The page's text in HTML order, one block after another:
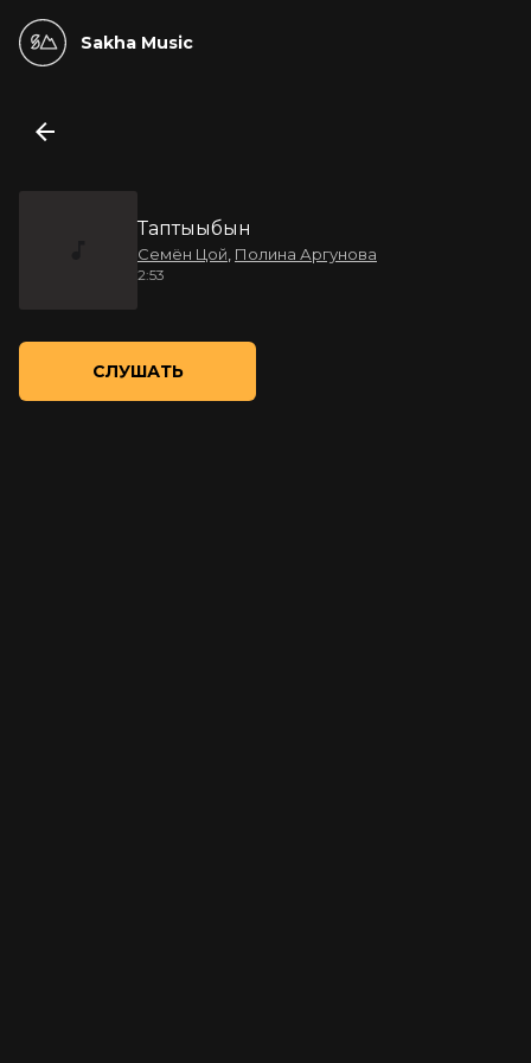
Sakha Music
Таптыыбын
Семён Цой Полина Аргунова
2:53
СЛУШАТЬ